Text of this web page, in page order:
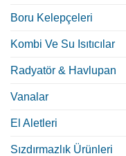
Boru Kelepçeleri
Kombi Ve Su Isıtıcılar
Radyatör & Havlupan
Vanalar
El Aletleri
Sızdırmazlık Ürünleri